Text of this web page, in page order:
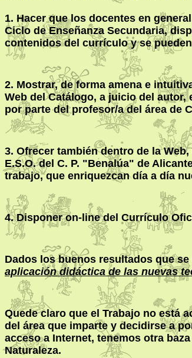
1. Hacer que los docentes en
Ciclo de Enseñanza Secundaria,
contenidos del currículo y se
2. Mostrar, de forma amena e
Web del Catálogo, a juicio del
por parte del profesor/a del área de
3. Ofrecer también dentro de la
E.S.O. del C. P. "Benalúa" de
trabajo, que enriquezcan día a día
4. Disponer on-line del Currículo
Dados los buenos resultados que
aplicación didáctica de las nuevas
Quede claro que el Trabajo no está
del área que imparte y decidirse a
acceso a Internet, tenemos otra
Naturaleza.